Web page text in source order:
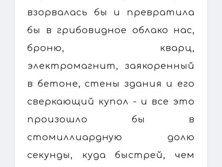
взорвалась бы и превратила
бы в грибовидное облако нас,
броню, кварц,
электромагнит, заякоренный
в бетоне, стены здания и его
сверкающий купол - и все это
произошло бы в
стомиллиардную долю
секунды, куда быстрей, чем